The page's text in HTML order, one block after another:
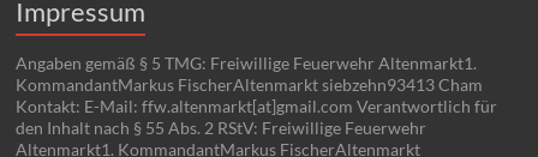
Impressum
Angaben gemäß § 5 TMG: Freiwillige Feuerwehr Altenmarkt1.
KommandantMarkus FischerAltenmarkt siebzehn93413 Cham
Kontakt: E-Mail: ffw.altenmarkt[at]gmail.com Verantwortlich für
den Inhalt nach § 55 Abs. 2 RStV: Freiwillige Feuerwehr
Altenmarkt1. KommandantMarkus FischerAltenmarkt